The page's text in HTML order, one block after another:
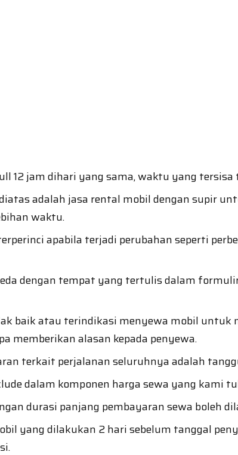
12 jam dihari yang sama, waktu yang
adalah jasa rental mobil dengan supir
waktu.
apabila terjadi perubahan seperti
dengan tempat yang tertulis dalam
baik atau terindikasi menyewa mobil
memberikan alasan kepada penyewa.
terkait perjalanan seluruhnya adalah
dalam komponen harga sewa yang kami
durasi panjang pembayaran sewa boleh
yang dilakukan 2 hari sebelum tanggal